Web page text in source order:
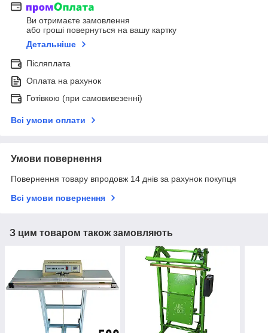
Ви отримаєте замовлення
або гроші повернуться на вашу картку
Детальніше
Післяплата
Оплата на рахунок
Готівкою (при самовивезенні)
Всі умови оплати
Умови повернення
Повернення товару впродовж 14 днів за рахунок покупця
Всі умови повернення
З цим товаром також замовляють